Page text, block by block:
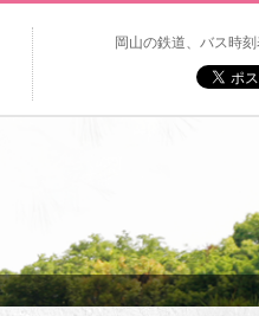
岡山の鉄道、バス時